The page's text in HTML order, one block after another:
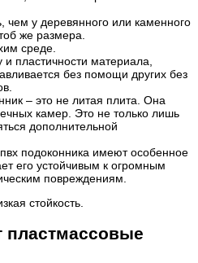
чем у деревянного или каменного
же размера.
среде.
и пластичности материала,
без помощи других без
– это не литая плита. Она
камер. Это не только лишь
дополнительной
подоконника имеют особенное
его устойчивым к огромным
повреждениям.
стойкость.
пластмассовые